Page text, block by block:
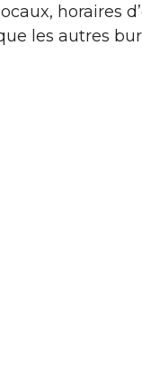
horaires
les autres